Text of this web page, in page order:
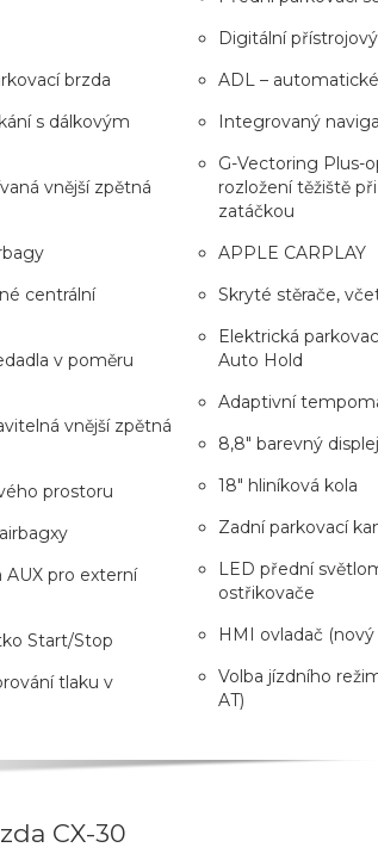
brzda
s dálkovým
vnější zpětná
centrální
v poměru
vnější zpětná
prostoru
AUX pro externí
Start/Stop
tlaku v
Digitální
ADL –
Integrovaný
G-Vectoring Plus-
rozložení těžiště
zatáčkou
APPLE CARPLAY
Skryté stěrače,
Elektrická
Auto Hold
Adaptivní
8,8" barevný displej
18" hliníková kola
Zadní parkovací
LED přední
ostřikovače
HMI ovladač (nový
Volba jízdního
AT)
CX-30